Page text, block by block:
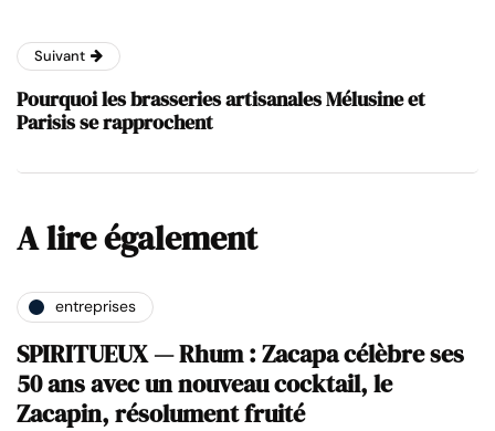
Suivant
Pourquoi les brasseries artisanales Mélusine et
Parisis se rapprochent
A lire également
entreprises
SPIRITUEUX — Rhum : Zacapa célèbre ses
50 ans avec un nouveau cocktail, le
Zacapin, résolument fruité